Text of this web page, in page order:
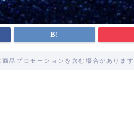
商品プロモーションを含む場合があります